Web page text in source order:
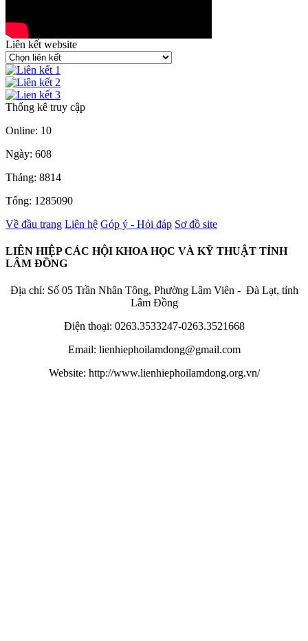
Liên kết website
Thống kê truy cập
Online: 10
Ngày: 608
Tháng: 8814
Tổng: 1285090
Về đầu trang Liên hệ Góp ý - Hỏi đáp Sơ đồ site
LIÊN HIỆP CÁC HỘI KHOA HỌC VÀ KỸ THUẬT TỈNH
LÂM ĐỒNG
Địa chỉ: Số 05 Trần Nhân Tông, Phường Lâm Viên - Đà Lạt, tỉnh
Lâm Đồng
Điện thoại: 0263.3533247-0263.3521668
Email: lienhiephoilamdong@gmail.com
Website: http://www.lienhiephoilamdong.org.vn/